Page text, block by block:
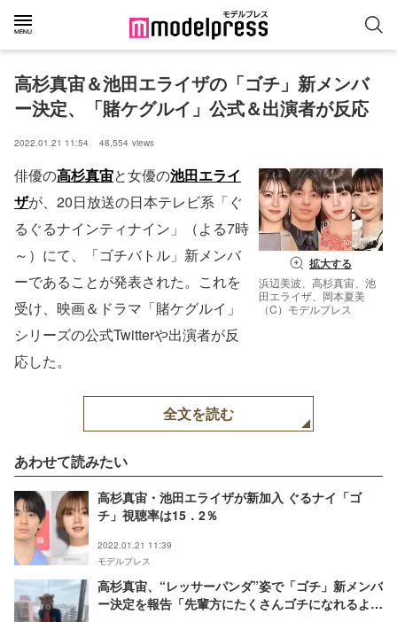
高杉真宙＆池田エライザの「ゴチ」新メンバ
ー決定、「賭ケグルイ」公式＆出演者が反応
2022.01.21 11:54 48,554 views
拡大する
浜辺美波、高杉真宙、池
田エライザ、岡本夏美
（C）モデルプレス
俳優の高杉真宙と女優の池田エライ
ザが、20日放送の日本テレビ系「ぐ
るぐるナインティナイン」（よる7時
～）にて、「ゴチバトル」新メンバ
ーであることが発表された。これを
受け、映画＆ドラマ「賭ケグルイ」
シリーズの公式Twitterや出演者が反
応した。
全文を読む
あわせて読みたい
高杉真宙・池田エライザが新加入 ぐるナイ「ゴ
チ」視聴率は15．2％
2022.01.21 11:39
モデルプレス
高杉真宙、“レッサーパンダ”姿で「ゴチ」新メンバ
ー決定を報告「先輩方にたくさんゴチになれるよう